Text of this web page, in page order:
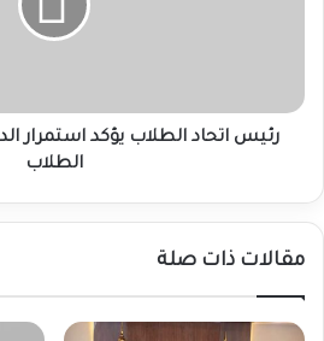
قضايا
الطلابرئيس اتحاد الطلاب يؤكد استمرار
الطلاب
مقالات ذات صلة